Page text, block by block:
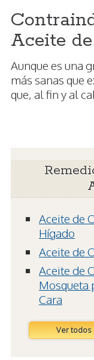
Aceite
Aunque es una
más sanas que
que, al fin y al
Aceite de
Hígado
Aceite de
Aceite de
Mosqueta
Cara
Ver todos